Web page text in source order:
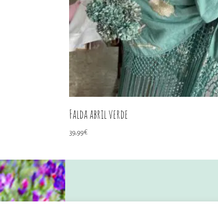
Falda abril verde
39,99€